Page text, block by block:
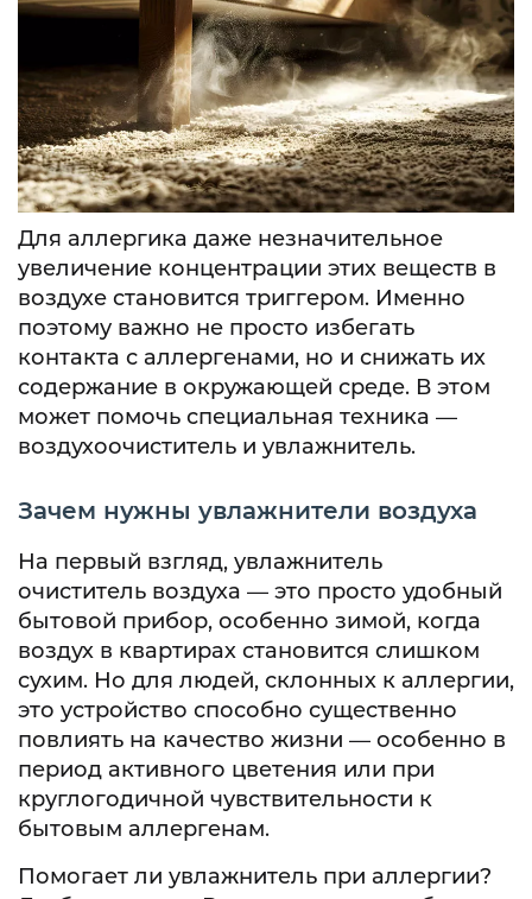
Для аллергика даже незначительное
увеличение концентрации этих веществ в
воздухе становится триггером. Именно
поэтому важно не просто избегать
контакта с аллергенами, но и снижать их
содержание в окружающей среде. В этом
может помочь специальная техника —
воздухоочиститель и увлажнитель.
Зачем нужны увлажнители воздуха
На первый взгляд, увлажнитель
очиститель воздуха — это просто удобный
бытовой прибор, особенно зимой, когда
воздух в квартирах становится слишком
сухим. Но для людей, склонных к аллергии,
это устройство способно существенно
повлиять на качество жизни — особенно в
период активного цветения или при
круглогодичной чувствительности к
бытовым аллергенам.
Помогает ли увлажнитель при аллергии?